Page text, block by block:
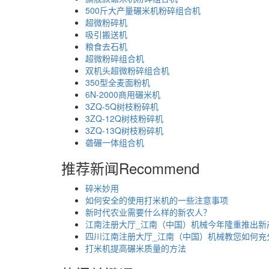
500斤大产量碾米机粉碎组合机
超微粉碎机
吸引搬送机
粮食去石机
超微粉碎组合机
双机头超微粉碎组合机
350型全麦面粉机
6N-2000商用碾米机
3ZQ-5Q树枝粉碎机
3ZQ-12Q树枝粉碎机
3ZQ-13Q树枝粉碎机
砻碾一体组合机
推荐新闻Recommend
碎米妙用
如何安全的使用打米机的一些注意事项
新时代农业需要什么样的新农人？
江南注册大厅_江南（中国）机械今年隆重推出
四川江南注册大厅_江南（中国）机械教您如何
打米机提高碾米质量的方法